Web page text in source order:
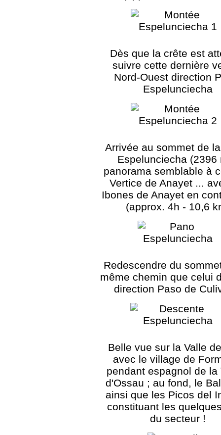
Dès que la crête est
suivre cette dernière
Nord-Ouest direction
Espelunciecha
Arrivée au sommet de
Espelunciecha (2396
panorama semblable à
Vertice de Anayet ...
Ibones de Anayet en
(approx. 4h - 10,6
Redescendre du
même chemin que celui
direction Paso de
Belle vue sur la Valle
avec le village de
pendant espagnol de la
d'Ossau ; au fond, le
ainsi que les Picos del
constituant les
du secteur !